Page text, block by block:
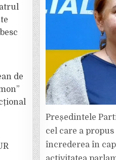
Președintele
cel care a
încrederea în
de